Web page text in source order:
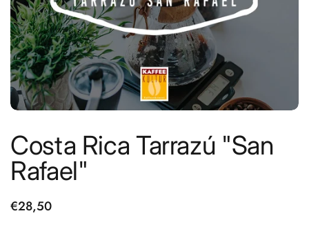
Costa Rica Tarrazú "San
Rafael"
Preis:
€28,50